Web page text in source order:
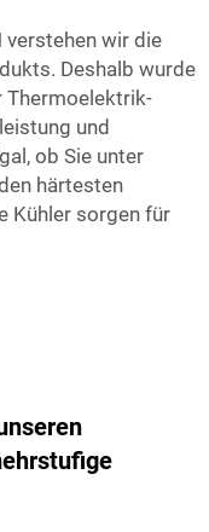
wir die
Deshalb wurde
Thermoelektrik-
und
ob Sie unter
härtesten
Kühler sorgen für